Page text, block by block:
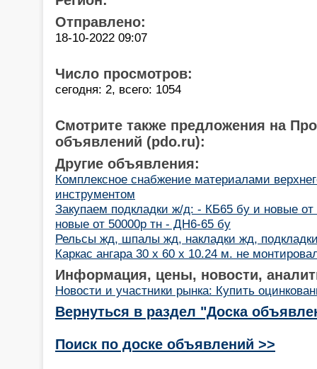
Отправлено:
18-10-2022 09:07
Число просмотров:
сегодня: 2, всего: 1054
Смотрите также предложения на
объявлений (pdo.ru):
Другие объявления:
Комплексное снабжение материалами
инструментом
Закупаем подкладки ж/д: - КБ65 бу и новые
новые от 50000р тн - ДН6-65 бу
Рельсы жд, шпалы жд, накладки жд,
Каркас ангара 30 х 60 х 10.24 м. не
Информация, цены, новости,
Новости и участники рынка: Купить
Вернуться в раздел "Доска
Поиск по доске объявлений >>